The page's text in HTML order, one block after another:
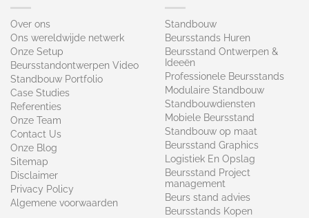
Over ons
Ons wereldwijde netwerk
Onze Setup
Beursstandontwerpen Video
Standbouw Portfolio
Case Studies
Referenties
Onze Team
Contact Us
Onze Blog
Sitemap
Disclaimer
Privacy Policy
Algemene voorwaarden
Standbouw
Beursstands Huren
Beursstand Ontwerpen &
Ideeën
Professionele Beursstands
Modulaire Standbouw
Standbouwdiensten
Mobiele Beursstand
Standbouw op maat​
Beursstand Graphics
Logistiek En Opslag
Beursstand Project
management
Beurs stand advies
Beursstands Kopen